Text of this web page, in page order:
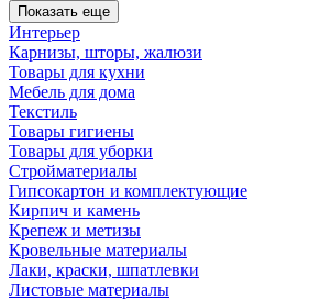
Показать еще
Интерьер
Карнизы, шторы, жалюзи
Товары для кухни
Мебель для дома
Текстиль
Товары гигиены
Товары для уборки
Стройматериалы
Гипсокартон и комплектующие
Кирпич и камень
Крепеж и метизы
Кровельные материалы
Лаки, краски, шпатлевки
Листовые материалы